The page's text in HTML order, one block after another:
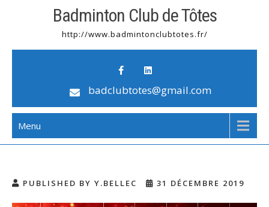
Badminton Club de Tôtes
http://www.badmintonclubtotes.fr/
badclubtotes@gmail.com
Menu
PUBLISHED BY Y.BELLEC 31 DÉCEMBRE 2019